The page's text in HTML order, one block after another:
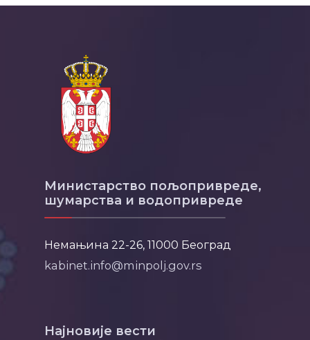
Министарство пољопривреде,
шумарства и водопривреде
Немањина 22-26, 11000 Београд
kabinet.info@minpolj.gov.rs
Најновије вести